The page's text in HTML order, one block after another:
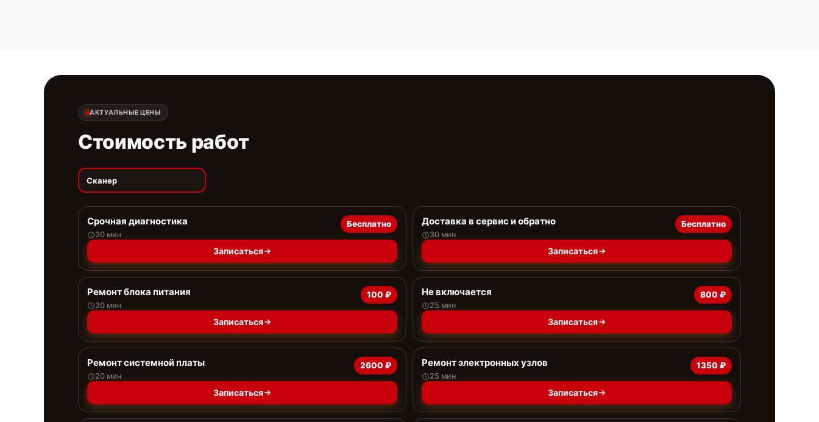
АКТУАЛЬНЫЕ ЦЕНЫ
Стоимость работ
Сканер
Срочная диагностика
30 мин
Бесплатно
Записаться
Доставка в сервис и обратно
30 мин
Бесплатно
Записаться
Ремонт блока питания
30 мин
100 ₽
Записаться
Не включается
25 мин
800 ₽
Записаться
Ремонт системной платы
20 мин
2600 ₽
Записаться
Ремонт электронных узлов
25 мин
1350 ₽
Записаться